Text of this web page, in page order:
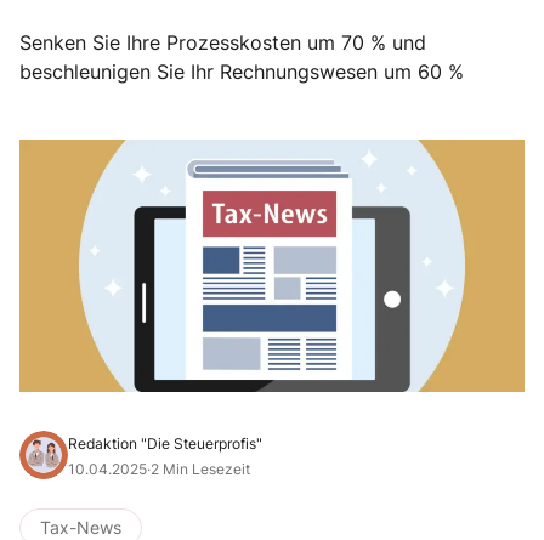
Senken Sie Ihre Prozesskosten um 70 % und
beschleunigen Sie Ihr Rechnungswesen um 60 %
Redaktion "Die Steuerprofis"
10.04.2025·2 Min Lesezeit
Tax-News